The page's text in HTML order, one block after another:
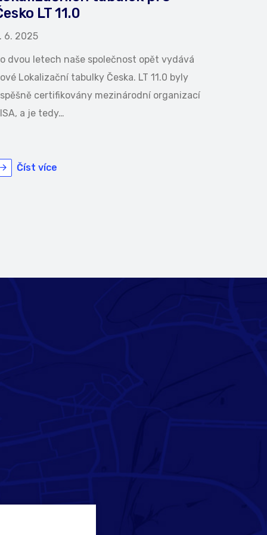
LT 11.0
6. 2025
dvou letech naše společnost opět vydává
Lokalizační tabulky Česka. LT 11.0 byly
certifikovány mezinárodní organizací
a je tedy…
Číst více